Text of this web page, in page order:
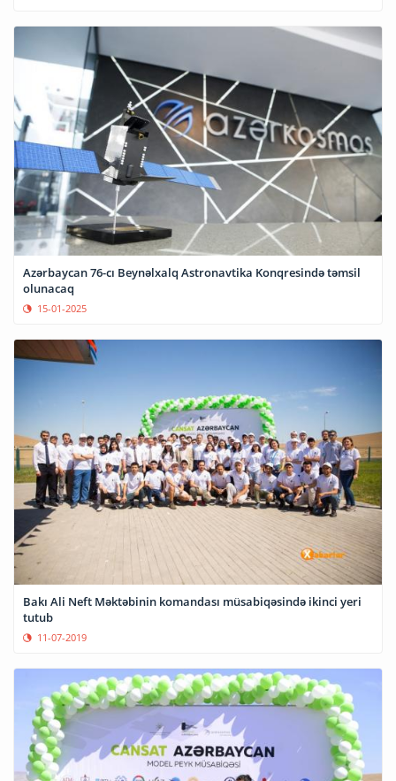
Azərbaycan 76-cı Beynəlxalq Astronavtika Konqresində təmsil
olunacaq
15-01-2025
Bakı Ali Neft Məktəbinin komandası müsabiqəsində ikinci yeri
tutub
11-07-2019